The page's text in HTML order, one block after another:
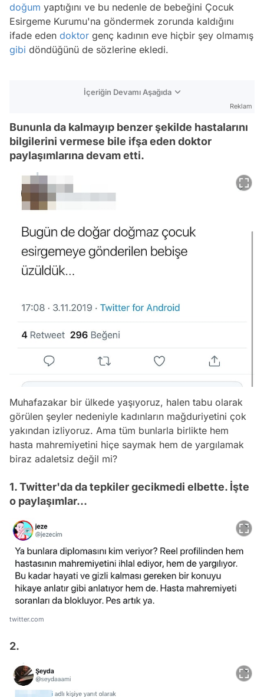
doğum yaptığını ve bu nedenle de bebeğini Çocuk
Esirgeme Kurumu'na göndermek zorunda kaldığını
ifade eden doktor genç kadının eve hiçbir şey olmamış
gibi döndüğünü de sözlerine ekledi.
İçeriğin Devamı Aşağıda
Reklam
Bununla da kalmayıp benzer şekilde hastalarını
bilgilerini vermese bile ifşa eden doktor
paylaşımlarına devam etti.
Muhafazakar bir ülkede yaşıyoruz, halen tabu olarak
görülen şeyler nedeniyle kadınların mağduriyetini çok
yakından izliyoruz. Ama tüm bunlarla birlikte hem
hasta mahremiyetini hiçe saymak hem de yargılamak
biraz adaletsiz değil mi?
1. Twitter'da da tepkiler gecikmedi elbette. İşte
o paylaşımlar...
twitter.com
2.